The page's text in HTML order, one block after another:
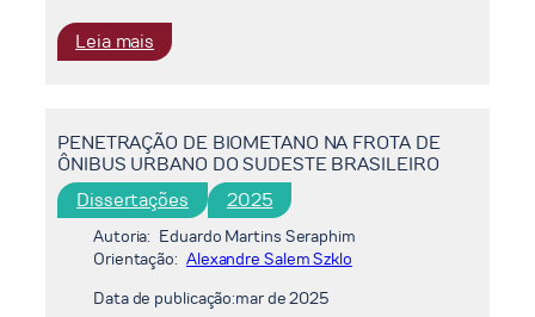
VARIÁVEIS:
O
HIDRELÉTRICAS
E
ASPECTOS
REGULATÓRIOS
Leia mais
ASPECTOS
DESCARBONIZAÇÃO
DA
ECONOMIA
DO
ESTADO
DO
RIO
PENETRAÇÃO DE BIOMETANO NA FROTA DE
ÔNIBUS URBANO DO SUDESTE BRASILEIRO
Dissertações 2025
Autoria: Eduardo Martins Seraphim
Orientação: Alexandre Salem Szklo
Data de publicação:mar de 2025